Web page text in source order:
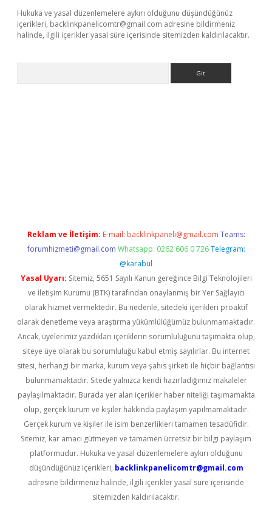
Hukuka ve yasal düzenlemelere aykırı olduğunu düşündüğünüz
içerikleri, backlinkpanelicomtr@gmail.com adresine bildirmeniz
halinde, ilgili içerikler yasal süre içerisinde sitemizden kaldırılacaktır.
Reklam ve İletişim: E-mail: backlinkpaneli@gmail.com Teams:
forumhizmeti@gmail.com Whatsapp: 0262 606 0 726 Telegram:
@karabul
Yasal Uyarı: Sitemiz, 5651 Sayılı Kanun gereğince Bilgi Teknolojileri
ve İletişim Kurumu (BTK) tarafından onaylanmış bir Yer Sağlayıcı
olarak hizmet vermektedir. Bu nedenle, sitedeki içerikleri proaktif
olarak denetleme veya araştırma yükümlülüğümüz bulunmamaktadır.
Ancak, üyelerimiz yazdıkları içeriklerin sorumluluğunu taşımakta olup,
siteye üye olarak bu sorumluluğu kabul etmiş sayılırlar. Bu internet
sitesi, herhangi bir marka, kurum veya şahıs şirketi ile hiçbir bağlantısı
bulunmamaktadır. Sitede yalnızca kendi hazırladığımız makaleler
paylaşılmaktadır. Burada yer alan içerikler haber niteliği taşımamakta
olup, gerçek kurum ve kişiler hakkında paylaşım yapılmamaktadır.
Gerçek kurum ve kişiler ile isim benzerlikleri tamamen tesadüfidir.
Sitemiz, kar amacı gütmeyen ve tamamen ücretsiz bir bilgi paylaşım
platformudur. Hukuka ve yasal düzenlemelere aykırı olduğunu
düşündüğünüz içerikleri, backlinkpanelicomtr@gmail.com
adresine bildirmeniz halinde, ilgili içerikler yasal süre içerisinde
sitemizden kaldırılacaktır.